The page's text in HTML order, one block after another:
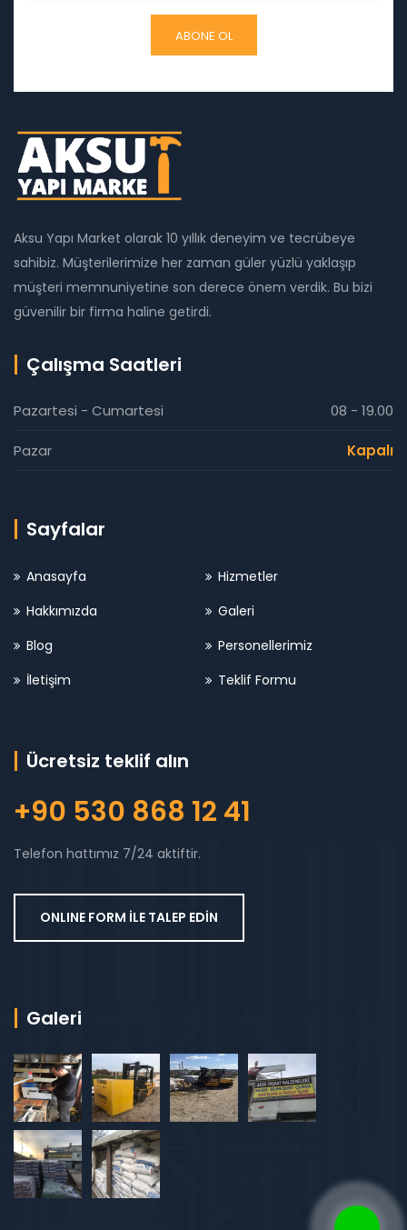
Aksu Yapı Market olarak 10 yıllık deneyim ve tecrübeye
sahibiz. Müşterilerimize her zaman güler yüzlü yaklaşıp
müşteri memnuniyetine son derece önem verdik. Bu bizi
güvenilir bir firma haline getirdi.
Çalışma Saatleri
Pazartesi - Cumartesi 08 - 19.00
Pazar Kapalı
Sayfalar
Anasayfa
Hizmetler
Hakkımızda
Galeri
Blog
Personellerimiz
İletişim
Teklif Formu
Ücretsiz teklif alın
+90 530 868 12 41
Telefon hattımız 7/24 aktiftir.
ONLINE FORM İLE TALEP EDİN
Galeri